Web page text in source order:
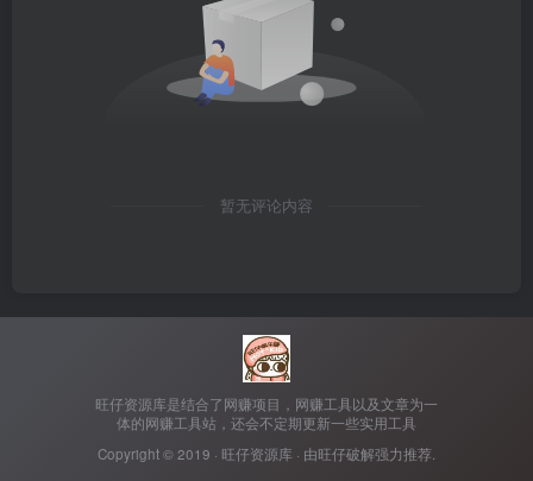
暂无评论内容
旺仔资源库是结合了网赚项目，网赚工具以及文章为一
体的网赚工具站，还会不定期更新一些实用工具
Copyright © 2019 · 旺仔资源库 · 由旺仔破解强力推荐.